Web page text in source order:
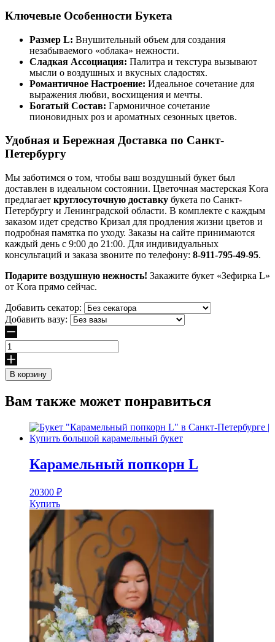
Ключевые Особенности Букета
Размер L: Внушительный объем для создания
незабываемого «облака» нежности.
Сладкая Ассоциация: Палитра и текстура вызывают
мысли о воздушных и вкусных сладостях.
Романтичное Настроение: Идеальное сочетание для
выражения любви, восхищения и мечты.
Богатый Состав: Гармоничное сочетание
пионовидных роз и ароматных сезонных цветов.
Удобная и Бережная Доставка по Санкт-
Петербургу
Мы заботимся о том, чтобы ваш воздушный букет был
доставлен в идеальном состоянии. Цветочная мастерская Kora
предлагает круглосуточную доставку букета по Санкт-
Петербургу и Ленинградской области. В комплекте с каждым
заказом идет средство Кризал для продления жизни цветов и
подробная памятка по уходу. Заказы на сайте принимаются
каждый день с 9:00 до 21:00. Для индивидуальных
консультаций и заказа звоните по телефону: 8-911-795-49-95.
Подарите воздушную нежность! Закажите букет «Зефирка L»
от Kora прямо сейчас.
Добавить секатор:
Добавить вазу:
Количество
товара
Зефирка
LВ корзину
Вам также может понравиться
Карамельный попкорн L
20300 ₽
Купить